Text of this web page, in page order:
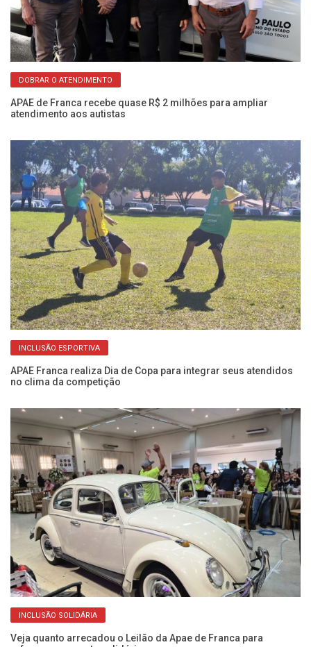
DOBRAR O ATENDIMENTO
APAE de Franca recebe quase R$ 2 milhões para ampliar
atendimento aos autistas
INCLUSÃO ESPORTIVA
APAE Franca realiza Dia de Copa para integrar seus atendidos
no clima da competição
INCLUSÃO SOLIDÁRIA
Veja quanto arrecadou o Leilão da Apae de Franca para